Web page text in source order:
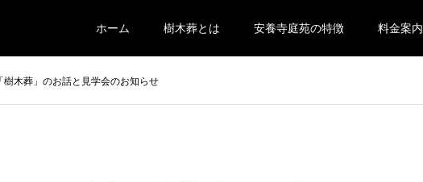
ホーム 樹木葬とは 安養寺庭苑の特徴 料金案内
「樹木葬」のお話と見学会のお知らせ